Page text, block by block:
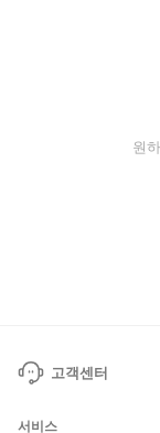
원
고객센터
서비스